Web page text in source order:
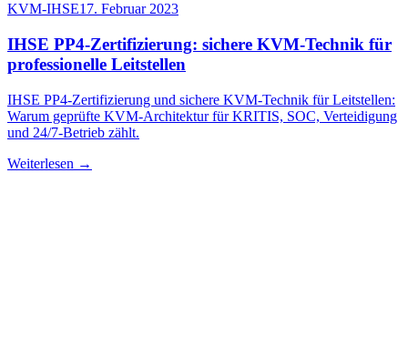
KVM-IHSE17. Februar 2023
IHSE PP4-Zertifizierung: sichere KVM-Technik für
professionelle Leitstellen
IHSE PP4-Zertifizierung und sichere KVM-Technik für Leitstellen:
Warum geprüfte KVM-Architektur für KRITIS, SOC, Verteidigung
und 24/7-Betrieb zählt.
Weiterlesen →